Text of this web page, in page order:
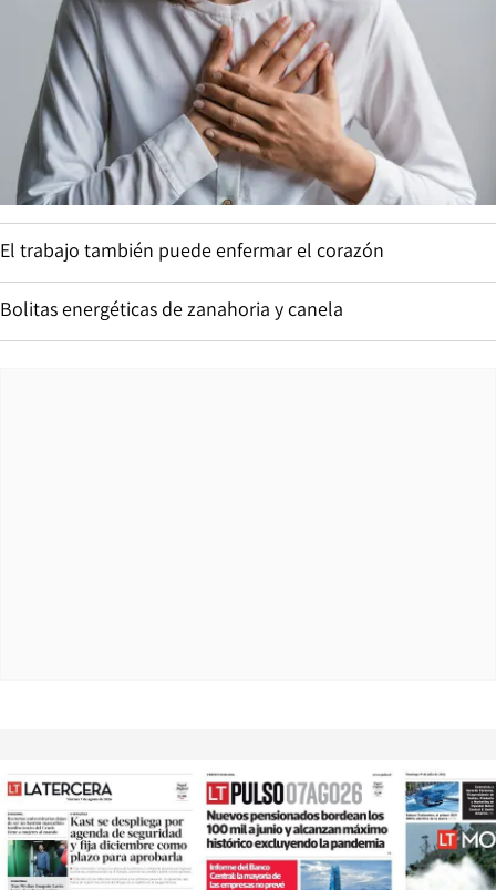
El trabajo también puede enfermar el corazón
Bolitas energéticas de zanahoria y canela
Opens in new window Opens in